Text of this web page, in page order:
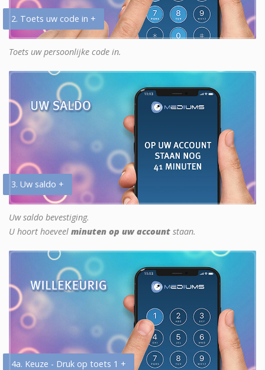
2. Toets uw code in +
Toets uw persoonlijke code in.
3. Uw saldo +
Uw saldo bevestiging.
U hoort hoeveel minuten op uw account staan.
4a. Keuze - Druk op toets 1 +